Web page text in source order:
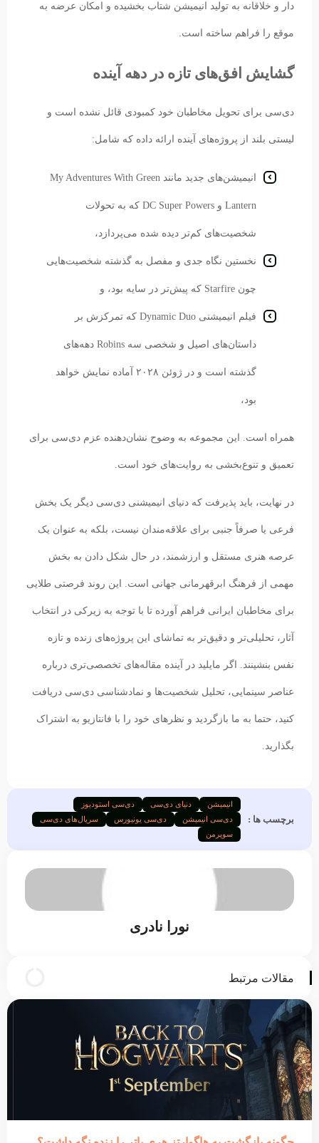
دار و خلاقانه به تولید انیمیشن شتاب بخشیده و امکان عرضه به
موقع را فراهم ساخته است.
گشایش افق‌های تازه در دهه آینده
دی‌سی برای تحویل مخاطبان خود کمبودی قائل نشده است و
لیستی بلند از پروژه‌های آینده ارائه داده که شامل:
انیمیشن‌های جدید مانند My Adventures With Green
Lantern و DC Super Powers که به تحولات
شخصیت‌های کم‌تر دیده شده می‌پردازد،
نخستین نگاه جدی و مفصل به گذشته شخصیت‌هایی
چون Starfire که پیش‌تر در سایه بود، و
فیلم انیمیشنی Dynamic Duo که تمرکزش بر
داستان‌های اصیل و شخصی سه Robins دهه‌های
گذشته است و در ژوئن ۲۰۲۸ آماده نمایش خواهد
بود،
همراه است. این مجموعه به وضوح نشان‌دهنده عزم دی‌سی برای
تعمیق و تنوع‌بخشی به روایت‌های خود است.
در نهایت، باید پذیرفت که دنیای انیمیشنی دی‌سی دیگر یک بخش
فرعی یا صرفاً جنبی برای علاقه‌مندان نیست، بلکه به عنوان یک
عرصه هنری مستقل و ارزشمند، در حال شکل دادن به بخش
مهمی از فرهنگ ابرقهرمانی جهانی است. این روند فرصتی طلایی
برای مخاطبان ایرانی فراهم آورده تا با توجه به زیرکی در انتخاب
آثار، تحلیلی‌تر و دقیق‌تر به تماشای این پروژه‌های زنده و تازه
نفس بنشینند. اگر مایلید در آینده مقاله‌های تخصصی‌تری درباره
عناصر سینمایی، تحلیل شخصیت‌ها و نمادشناسی دی‌سی دریافت
کنید، حتما به ما بازگردید و نظرهای خود را با فانتازیو به اشتراک
بگذارید.
برچسب ها :
انیمیشن دنیای دی‌سی
دی‌سی استودیوز
دی‌سی انیمیشن
دی‌سی یونیورس
سریال‌های دی‌سی
سوپرمن
نورا نادری
مقالات مرتبط